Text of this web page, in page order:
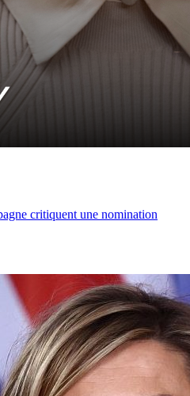
critiquent une nomination